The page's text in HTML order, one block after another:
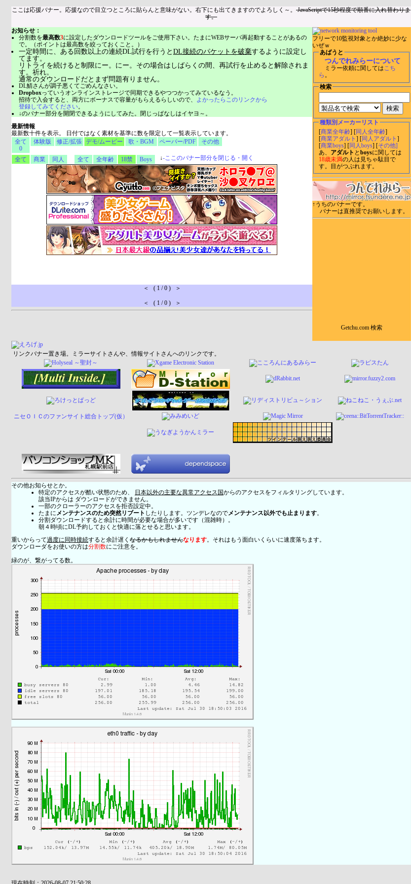
ここは応援バナー。応援なので目立つところに貼らんと意味がない。右下にも出てきますのでよろしく～。 JavaScriptで15秒程度で順番に入れ替わりま
す。
フリーで10監視対象とか絶妙に少な
いぜｗ
あばうと
つんでれみらーについて
ミラー依頼に関してはこち
ら 。
検索
種類別メーカーリスト
[商業全年齢 ] [同人全年齢]
[商業アダルト ] [同人アダルト ]
[商業boys] [同人boys ] [その他]
あ、 アダルト とboysに関しては
18歳未満の人は見ちゃ駄目で
す。目がつぶれます。
↑うちのバナーです。
バナーは直推奨でお願いします。
Getchu.com 検索
お知らせ：
分割数を最高数3に設定したダウンロードツールをご使用下さい。たまにWEBサーバ再起動することがあるの
で。（ポイントは最高数を絞っておくこと。）
一定時間に、ある回数以上の連続DL試行を行うとDL接続のパケットを破棄するように設定し
てます。
リトライを続けると制限にー。にー。その場合はしばらくの間、再試行を止めると解除されま
す。祈れ。
通常のダウンロードだとまず問題有りません。
DL鯖さんが調子悪くてごめんなさい。
Dropboxっていうオンラインストレージで同期できるやつつかってみているなう。
招待で入会すると、両方にボーナスで容量がもらえるらしいので、 よかったらこのリンクから
登録してみてください。
↓のバナー部分を開閉できるようにしてみた。閉じっぱなしはイヤヨ～。
最新情報
最新数十件を表示。 日付ではなく素材を基準に数を限定して一覧表示しています。
全て
0
体験版 修正/拡張 デモ/ムービー 歌・BGM ペーパー/PDF その他
全て 商業 同人 全て 全年齢 18禁 Boys ↓-ここのバナー部分を閉じる・開く
＜ ( 1 / 0 ) ＞
＜ ( 1 / 0 ) ＞
リンクバナー置き場。ミラーサイトさんや、情報サイトさんへのリンクです。
ニセＯＩＣのファンサイト総合トップ(仮）
その他お知らせとか。
特定のアクセスが酷い状態のため、
日本以外の主要な異常アクセス国からのアクセスをフィルタリングしています。
該当IPからは ダウンロードができません。
一部のクローラーのアクセスを拒否設定中。
たまにメンテナンスのため突然リブート したりします。ツンデレなのでメンテナンス以外でも止まります。
分割ダウンロードすると余計に時間が必要な場合が多いです（混雑時）。
朝４時頃にDL予約しておくと快適に落とせると思います。
重いからって過度に同時接続すると余計遅く なるかもしれませんなります。それはもう面白いくらいに速度落ちます。
ダウンローダをお使いの方は分割数にご注意を。
緑のが、繋がってる数。